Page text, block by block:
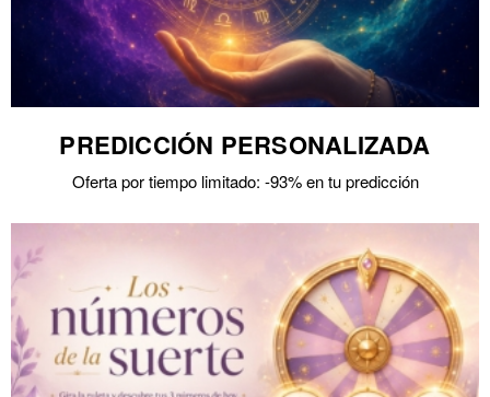
PREDICCIÓN PERSONALIZADA
Oferta por tiempo limitado: -93% en tu predicción